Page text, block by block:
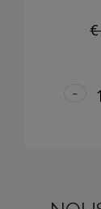
€
-